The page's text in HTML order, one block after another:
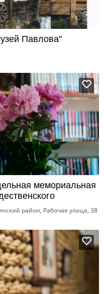
Павлова"
мемориальная
район, Рабочая улица, 38